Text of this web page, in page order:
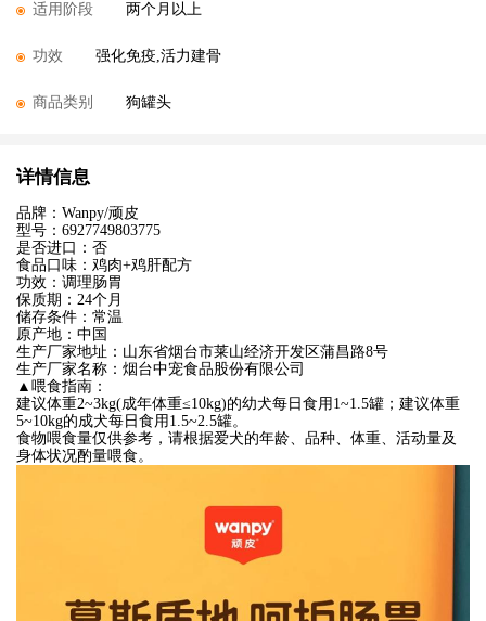
适用阶段 两个月以上
功效 强化免疫,活力建骨
商品类别 狗罐头
详情信息
品牌：Wanpy/顽皮
型号：6927749803775
是否进口：否
食品口味：鸡肉+鸡肝配方
功效：调理肠胃
保质期：24个月
储存条件：常温
原产地：中国
生产厂家地址：山东省烟台市莱山经济开发区蒲昌路8号
生产厂家名称：烟台中宠食品股份有限公司
▲喂食指南：
建议体重2~3kg(成年体重≤10kg)的幼犬每日食用1~1.5罐；建议体重
5~10kg的成犬每日食用1.5~2.5罐。
食物喂食量仅供参考，请根据爱犬的年龄、品种、体重、活动量及
身体状况酌量喂食。